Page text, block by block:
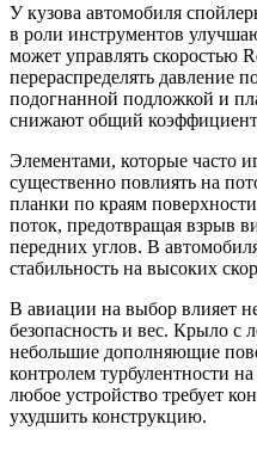
У кузова автомобиля
в роли инструментов
может управлять скоростью
перераспределять давление
подогнанной подложкой и
снижают общий коэффициент
Элементами, которые часто
существенно повлиять на
планки по краям
поток, предотвращая взрыв
передних углов. В
стабильность на высоких
В авиации на выбор влияет
безопасность и вес. Крыло
небольшие дополняющие
контролем турбулентности
любое устройство требует
ухудшить конструкцию.